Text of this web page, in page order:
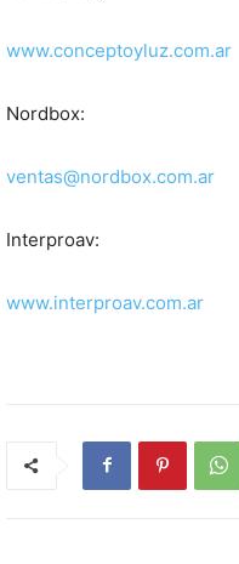
www.conceptoyluz.com.ar
Nordbox:
ventas@nordbox.com.ar
Interproav:
www.interproav.com.ar